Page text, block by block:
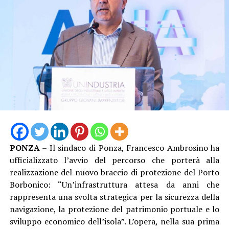
favorevole a questo settore; ma più in generale di tutto
“Solo dodici mesi fa eravamo seduti attorno a un tavolo
delle trattative complesso e drammatico per affrontare
una seria crisi aziendale che aveva avuto come
conseguenza la gestione del ridimensionamento
dell’organico – commenta Gianluca Farina Segreterio
PONZA– Il sindaco di Ponza, Francesco Ambrosino ha
ufficializzato l’avvio del percorso che porterà alla
realizzazione del nuovo braccio di protezione del Porto
Borbonico: “Un’infrastruttura attesa da anni che
rappresenta una svolta strategica per la sicurezza della
navigazione, la protezione del patrimonio portuale e lo
sviluppo economico dell’isola”. L’opera, nella sua prima